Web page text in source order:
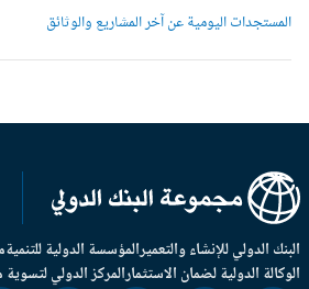
المستجدات اليومية عن آخر المشاريع والوثائق
الدولي للإنشاء والتعميرالمؤسسة الدولية للتنمية
الدولية لضمان الاستثمارالمركز الدولي لتسوية